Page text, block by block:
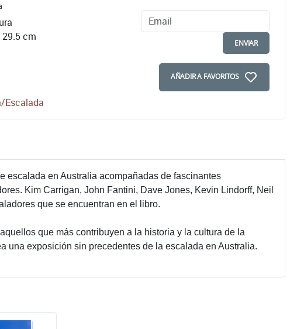
ENVIAR
AÑADIR A FAVORITOS
cm
Escalada
escalada en Australia acompañadas de fascinantes
Kim Carrigan, John Fantini, Dave Jones, Kevin Lindorff, Neil
que se encuentran en el libro.
que más contribuyen a la historia y la cultura de la
una exposición sin precedentes de la escalada en Australia.